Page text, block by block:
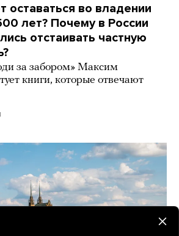
оставаться во владении
лет? Почему в России
отстаивать частную
за забором» Максим
книги, которые отвечают